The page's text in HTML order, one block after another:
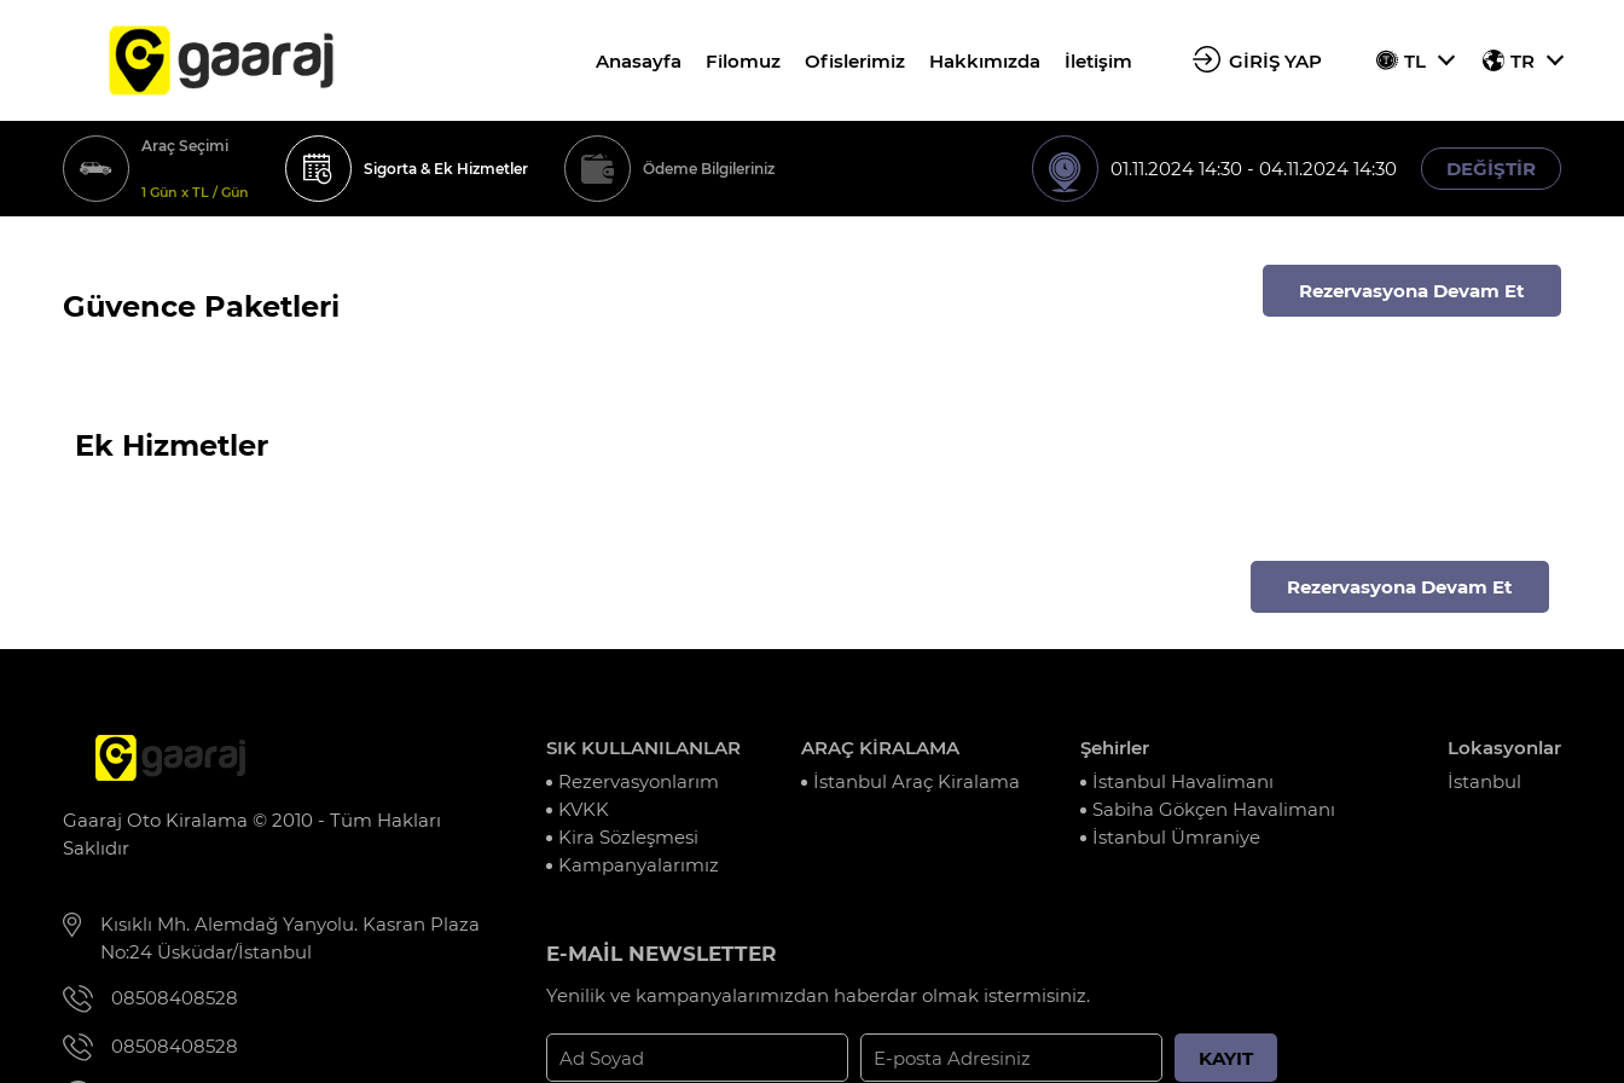
Anasayfa Filomuz Ofislerimiz Hakkımızda İletişim GİRİŞ YAP TL TR
Araç Seçimi
1 Gün x TL / Gün
Sigorta & Ek Hizmetler Ödeme Bilgileriniz 01.11.2024 14:30 - 04.11.2024 14:30 DEĞİŞTİR
Güvence Paketleri Rezervasyona Devam Et
Ek Hizmetler
Rezervasyona Devam Et
Gaaraj Oto Kiralama © 2010 - Tüm Hakları
Saklıdır
Kısıklı Mh. Alemdağ Yanyolu. Kasran Plaza
No:24 Üsküdar/İstanbul
08508408528
08508408528
SIK KULLANILANLAR
Rezervasyonlarım
KVKK
Kira Sözleşmesi
Kampanyalarımız
ARAÇ KİRALAMA
İstanbul Araç Kiralama
Şehirler
İstanbul Havalimanı
Sabiha Gökçen Havalimanı
İstanbul Ümraniye
Lokasyonlar
İstanbul
E-MAİL NEWSLETTER
Yenilik ve kampanyalarımızdan haberdar olmak istermisiniz.
KAYIT